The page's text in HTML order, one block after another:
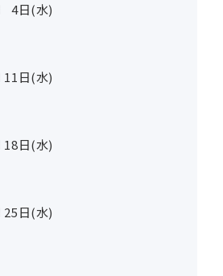
4日(水)
11日(水)
18日(水)
25日(水)